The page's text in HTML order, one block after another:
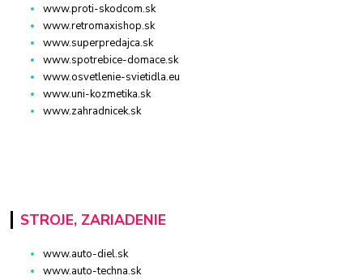
www.proti-skodcom.sk
www.retromaxishop.sk
www.superpredajca.sk
www.spotrebice-domace.sk
www.osvetlenie-svietidla.eu
www.uni-kozmetika.sk
www.zahradnicek.sk
STROJE, ZARIADENIE
www.auto-diel.sk
www.auto-techna.sk